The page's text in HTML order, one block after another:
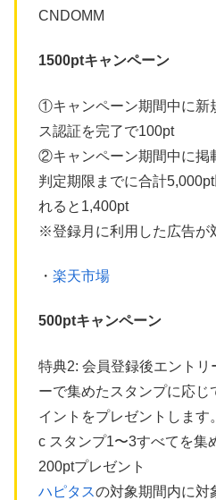
CNDOMM
1500ptキャンペーン
①キャンペーン期間中に新
ス認証を完了で100pt
②キャンペーン期間中に掲
判定期限までに合計
れると1,400pt
※登録月に利用した広告が
・ 楽天市場
500ptキャンペーン
特典2: 会員登録後エントリ
ーで集めたスタンプに応じ
イントをプレゼントします
c スタンプ1〜3すべてを集
200ptプレゼント
ハピタスの対象期間内に対